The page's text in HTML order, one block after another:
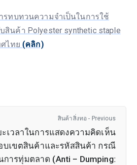
รทบทวนความจำเป็นในการใช้
สินค้า Polyester synthetic staple
ไทย (คลิก)
สินค้าสิ่งทอ - Previous
เวลาในการแสดงความคิดเห็น
บเขตสินค้าและรหัสสินค้า กรณี
การทุ่มตลาด (Anti – Dumping: